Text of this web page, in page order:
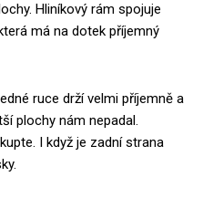
Hliníkový rám spojuje
má na dotek příjemný
ruce drží velmi příjemně a
plochy nám nepadal.
I když je zadní strana